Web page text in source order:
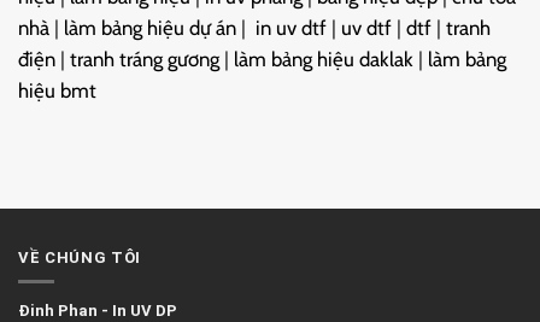
nhà | làm bảng hiệu dự án | in uv dtf | uv dtf | dtf | tranh
điện | tranh tráng gương | làm bảng hiệu daklak | làm bảng
hiệu bmt
VỀ CHÚNG TÔI
Đinh Phan - In UV DP